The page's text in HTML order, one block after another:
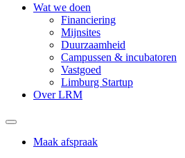
Wat we doen
Financiering
Mijnsites
Duurzaamheid
Campussen & incubatoren
Vastgoed
Limburg Startup
Over LRM
Maak afspraak